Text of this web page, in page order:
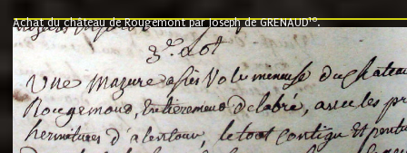
Achat du château de Rougemont par Joseph de GRENAUD10.
"l'an mil six cent soixante treze le ving neuvième jour du mois de
nommé fut présent Messire Claude Guillaume de Moyriat chevalier baron
vend, purement simplement et irrevocablement a monseigneur monsieur
et chavannes conseiller du roy au parlement de Bourgogne, present et
que le dit seigneur Baron de la Vellière a sur ses hommes, indivisables et